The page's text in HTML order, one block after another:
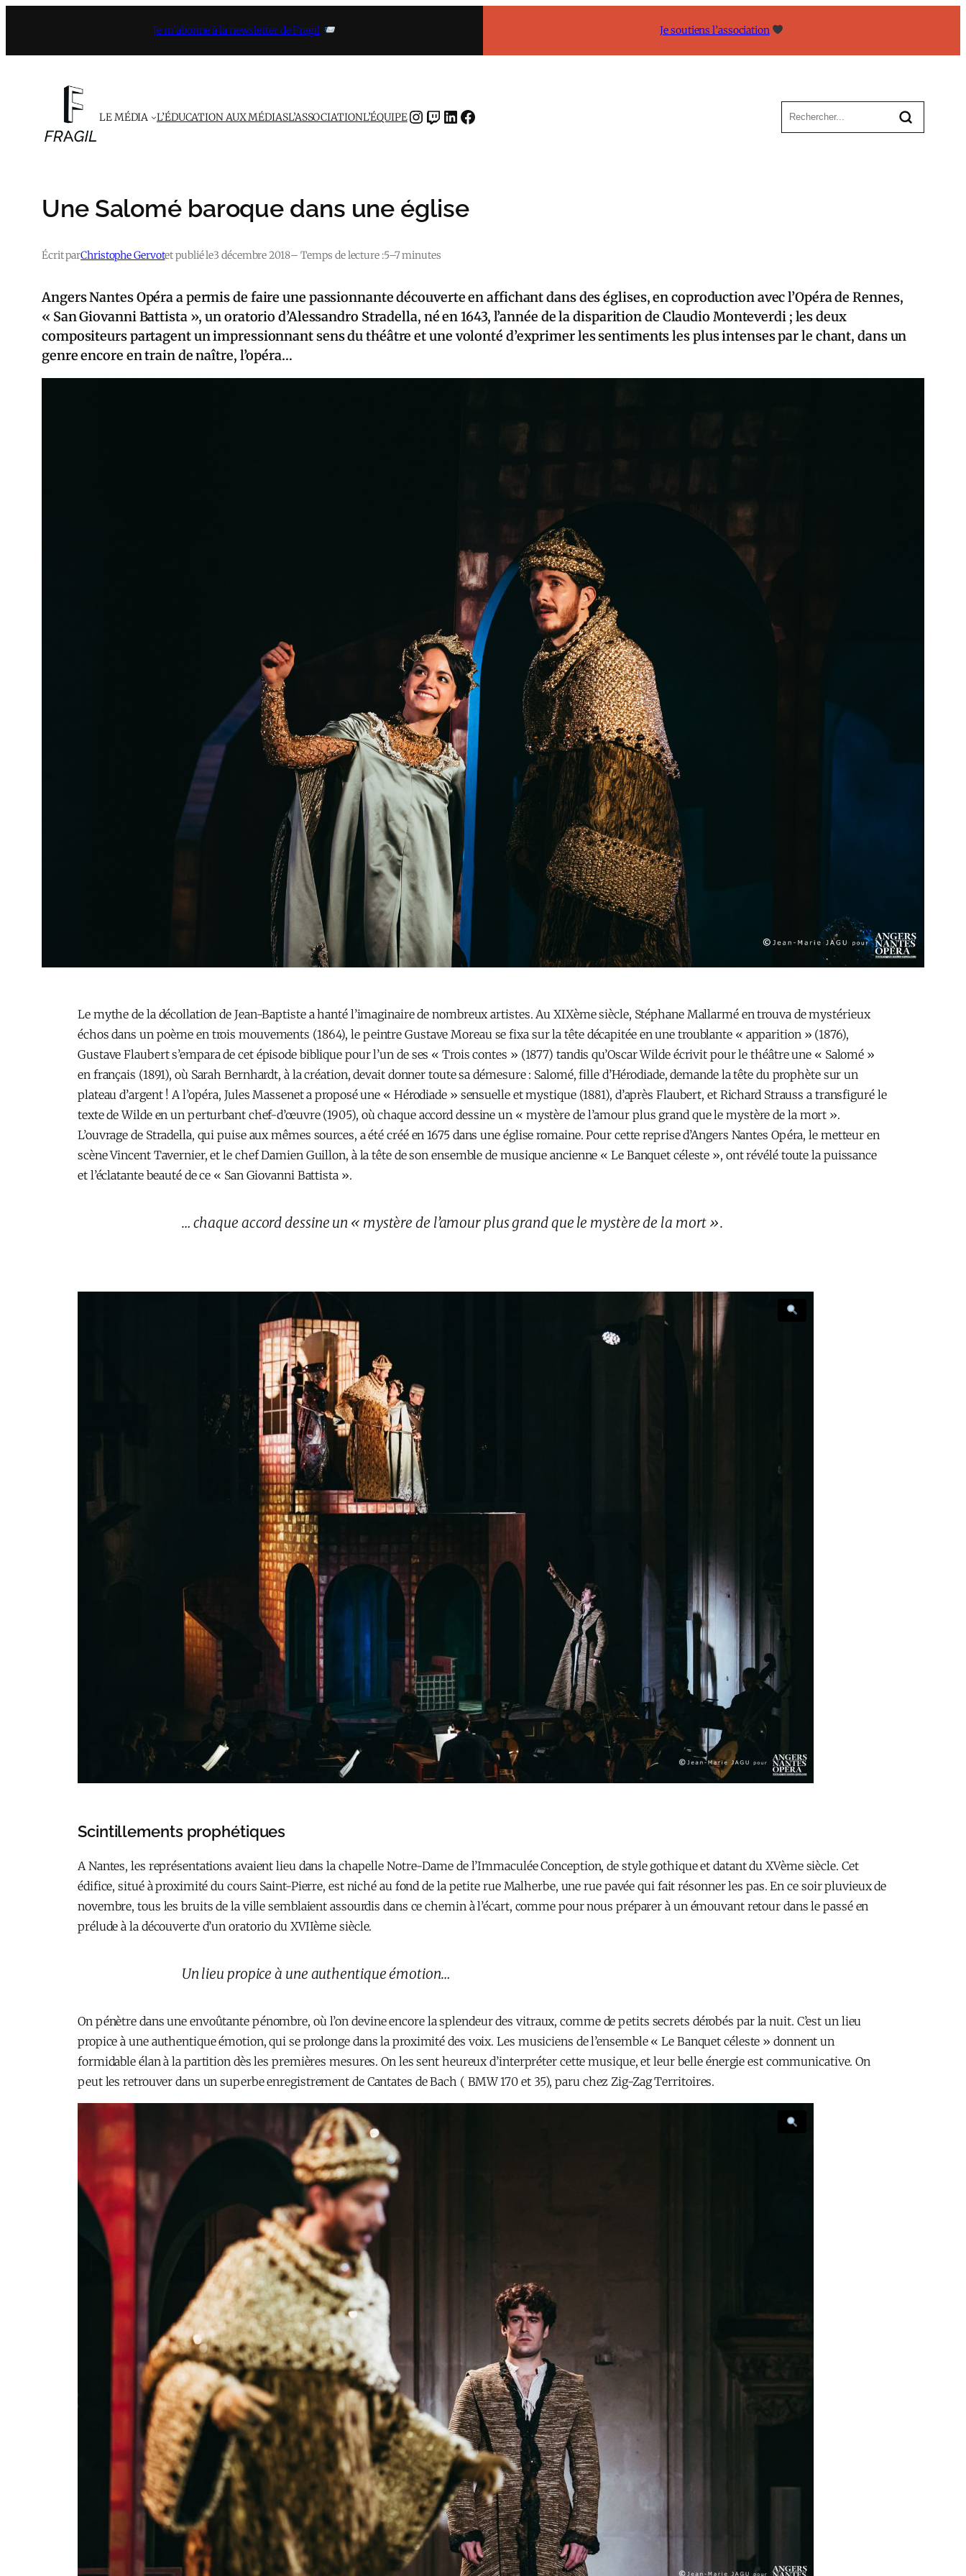
contenu
Je m’abonne à la newsletter de Fragil Je soutiens l’association
LE MÉDIA L’ÉDUCATION AUX MÉDIASL’ASSOCIATIONL’ÉQUIPEINSTAGRAMTWITCH LINKEDIN FACEBOOK
Une Salomé baroque dans une église
Écrit parChristophe Gervotet publié le3 décembre 2018– Temps de lecture :5–7 minutes
Angers Nantes Opéra a permis de faire une passionnante découverte en affichant dans des églises, en coproduction avec l’Opéra de Rennes,
« San Giovanni Battista », un oratorio d’Alessandro Stradella, né en 1643, l’année de la disparition de Claudio Monteverdi ; les deux
compositeurs partagent un impressionnant sens du théâtre et une volonté d’exprimer les sentiments les plus intenses par le chant, dans un
genre encore en train de naître, l’opéra…
Le mythe de la décollation de Jean-Baptiste a hanté l’imaginaire de nombreux artistes. Au XIXème siècle, Stéphane Mallarmé en trouva de mystérieux
échos dans un poème en trois mouvements (1864), le peintre Gustave Moreau se fixa sur la tête décapitée en une troublante « apparition » (1876),
Gustave Flaubert s’empara de cet épisode biblique pour l’un de ses « Trois contes » (1877) tandis qu’Oscar Wilde écrivit pour le théâtre une « Salomé »
en français (1891), où Sarah Bernhardt, à la création, devait donner toute sa démesure : Salomé, fille d’Hérodiade, demande la tête du prophète sur un
plateau d’argent ! A l’opéra, Jules Massenet a proposé une « Hérodiade » sensuelle et mystique (1881), d’après Flaubert, et Richard Strauss a transfiguré le
texte de Wilde en un perturbant chef-d’œuvre (1905), où chaque accord dessine un « mystère de l’amour plus grand que le mystère de la mort ».
L’ouvrage de Stradella, qui puise aux mêmes sources, a été créé en 1675 dans une église romaine. Pour cette reprise d’Angers Nantes Opéra, le metteur en
scène Vincent Tavernier, et le chef Damien Guillon, à la tête de son ensemble de musique ancienne « Le Banquet céleste », ont révélé toute la puissance
et l’éclatante beauté de ce « San Giovanni Battista ».
… chaque accord dessine un « mystère de l’amour plus grand que le mystère de la mort ».
Scintillements prophétiques
A Nantes, les représentations avaient lieu dans la chapelle Notre-Dame de l’Immaculée Conception, de style gothique et datant du XVème siècle. Cet
édifice, situé à proximité du cours Saint-Pierre, est niché au fond de la petite rue Malherbe, une rue pavée qui fait résonner les pas. En ce soir pluvieux de
novembre, tous les bruits de la ville semblaient assourdis dans ce chemin à l’écart, comme pour nous préparer à un émouvant retour dans le passé en
prélude à la découverte d’un oratorio du XVIIème siècle.
Un lieu propice à une authentique émotion…
On pénètre dans une envoûtante pénombre, où l’on devine encore la splendeur des vitraux, comme de petits secrets dérobés par la nuit. C’est un lieu
propice à une authentique émotion, qui se prolonge dans la proximité des voix. Les musiciens de l’ensemble « Le Banquet céleste » donnent un
formidable élan à la partition dès les premières mesures. On les sent heureux d’interpréter cette musique, et leur belle énergie est communicative. On
peut les retrouver dans un superbe enregistrement de Cantates de Bach ( BMW 170 et 35), paru chez Zig-Zag Territoires.